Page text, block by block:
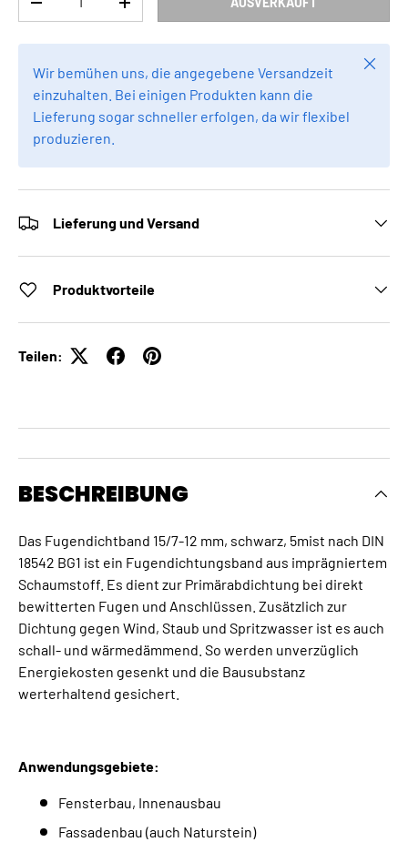
MENGE VERRINGERNMENGE ERHÖHEN
Wir bemühen uns, die angegebene Versandzeit
einzuhalten. Bei einigen Produkten kann die
Lieferung sogar schneller erfolgen, da wir flexibel
produzieren.
Lieferung und Versand
Produktvorteile
Teilen:
BESCHREIBUNG
Das Fugendichtband 15/7-12 mm, schwarz, 5mist nach DIN
18542 BG1 ist ein Fugendichtungsband aus imprägniertem
Schaumstoff. Es dient zur Primärabdichtung bei direkt
bewitterten Fugen und Anschlüssen. Zusätzlich zur
Dichtung gegen Wind, Staub und Spritzwasser ist es auch
schall- und wärmedämmend. So werden unverzüglich
Energiekosten gesenkt und die Bausubstanz
werterhaltend gesichert.
Anwendungsgebiete:
Fensterbau, Innenausbau
Fassadenbau (auch Naturstein)